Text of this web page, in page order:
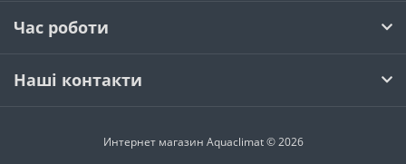
Час роботи
Наші контакти
Интернет магазин Aquaclimat © 2026